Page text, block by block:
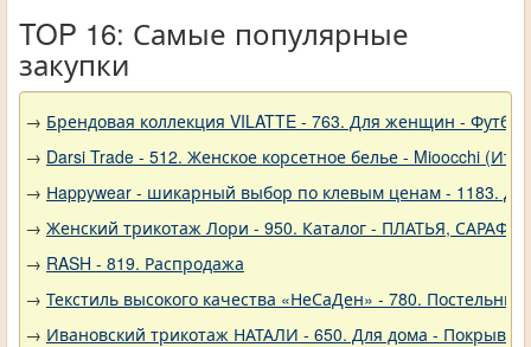
TOP 16: Самые популярные
закупки
→ Брендовая коллекция VILATTE - 763. Для женщин -
→ Darsi Trade - 512. Женское корсетное белье - Mioocchi
→ Нappywear - шикарный выбор по клевым ценам - 1183.
→ Женский трикотаж Лори - 950. Каталог - ПЛАТЬЯ,
→ RASH - 819. Распродажа
→ Текстиль высокого качества «НеСаДен» - 780.
→ Ивановский трикотаж НАТАЛИ - 650. Для дома -